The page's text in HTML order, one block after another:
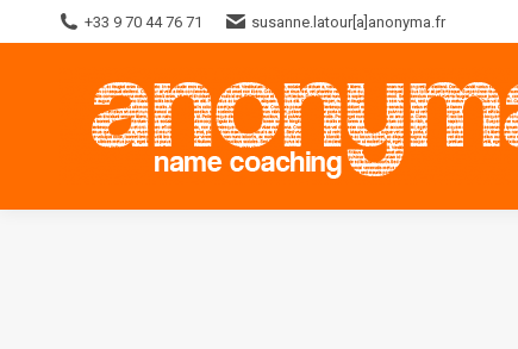
+33 9 70 44 76 71 susanne.latour[a]anonyma.fr